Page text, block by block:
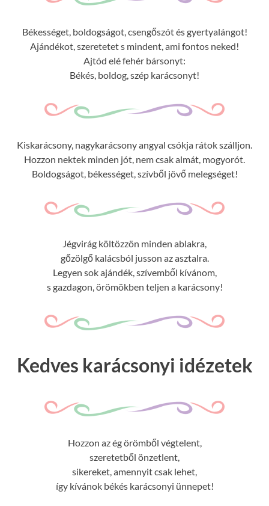
Békességet, boldogságot, csengőszót és gyertyalángot!
Ajándékot, szeretetet s mindent, ami fontos neked!
Ajtód elé fehér bársonyt:
Békés, boldog, szép karácsonyt!
Kiskarácsony, nagykarácsony angyal csókja rátok szálljon.
Hozzon nektek minden jót, nem csak almát, mogyorót.
Boldogságot, békességet, szívből jövő melegséget!
Jégvirág költözzön minden ablakra,
gőzölgő kalácsból jusson az asztalra.
Legyen sok ajándék, szívemből kívánom,
s gazdagon, örömökben teljen a karácsony!
Kedves karácsonyi idézetek
Hozzon az ég örömből végtelent,
szeretetből önzetlent,
sikereket, amennyit csak lehet,
így kívánok békés karácsonyi ünnepet!